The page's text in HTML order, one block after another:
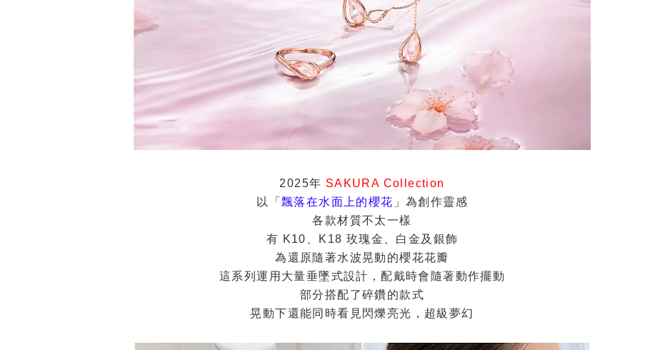
2025年 SAKURA Collection
以「 飄落在水面上的櫻花 」為創作靈感
各款材質不太一樣
有 K10、K18 玫瑰金、白金及銀飾
為還原隨著水波晃動的櫻花花瓣
這系列運用大量垂墜式設計，配戴時會隨著動作擺動
部分搭配了碎鑽的款式
晃動下還能同時看見閃爍亮光，超級夢幻